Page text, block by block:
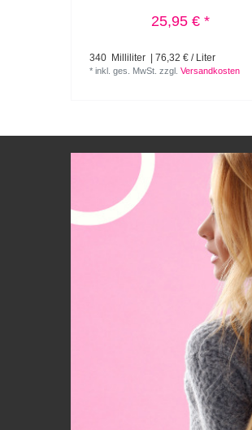
25,95 € *
340 Milliliter | 76,32 € / Liter
*inkl. ges. MwSt. zzgl.Versandkosten